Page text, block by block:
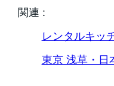
関連 :
レンタルキッ
東京 浅草・日